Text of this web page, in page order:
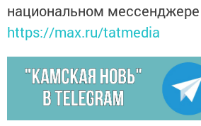
национальном
https://max.ru/tatmedia